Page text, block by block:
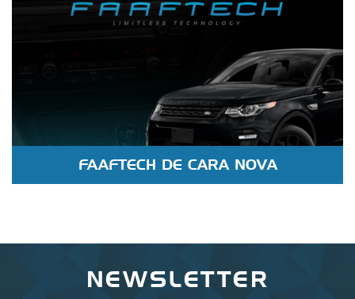
FAAFTECH DE CARA NOVA
NEWSLETTER